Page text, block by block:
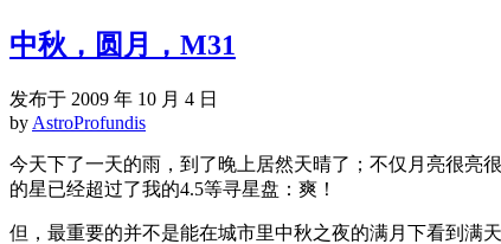
中秋，圆月，M31
发布于 2009 年 10 月 4 日
by AstroProfundis
今天下了一天的雨，到了晚上居然天晴了；不仅月亮很亮
的星已经超过了我的4.5等寻星盘：爽！
但，最重要的并不是能在城市里中秋之夜的满月下看到满